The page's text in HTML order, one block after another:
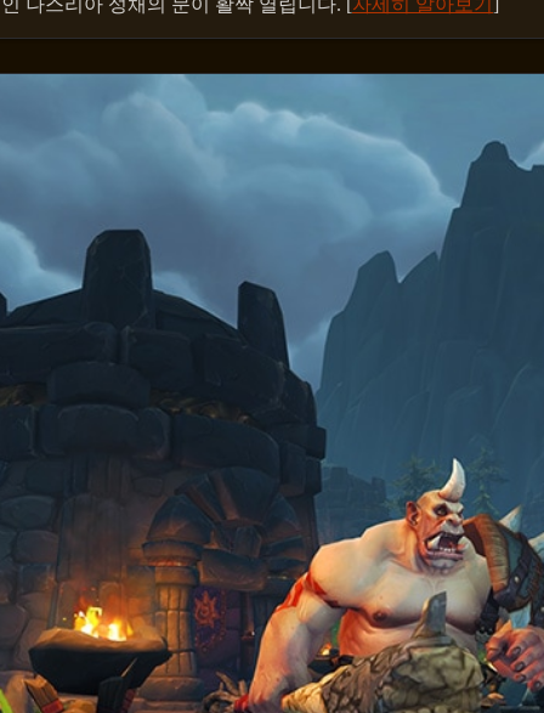
나스리아 성채의 문이 활짝 열립니다. [자세히 알아보기 ]